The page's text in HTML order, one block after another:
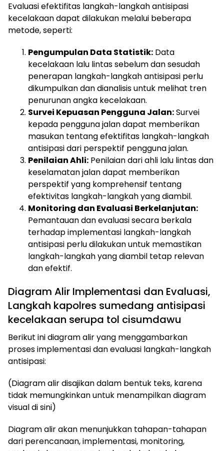
Evaluasi efektifitas langkah-langkah antisipasi
kecelakaan dapat dilakukan melalui beberapa
metode, seperti:
Pengumpulan Data Statistik: Data
kecelakaan lalu lintas sebelum dan sesudah
penerapan langkah-langkah antisipasi perlu
dikumpulkan dan dianalisis untuk melihat tren
penurunan angka kecelakaan.
Survei Kepuasan Pengguna Jalan:Survei
kepada pengguna jalan dapat memberikan
masukan tentang efektifitas langkah-langkah
antisipasi dari perspektif pengguna jalan.
Penilaian Ahli: Penilaian dari ahli lalu lintas dan
keselamatan jalan dapat memberikan
perspektif yang komprehensif tentang
efektivitas langkah-langkah yang diambil.
Monitoring dan Evaluasi Berkelanjutan:
Pemantauan dan evaluasi secara berkala
terhadap implementasi langkah-langkah
antisipasi perlu dilakukan untuk memastikan
langkah-langkah yang diambil tetap relevan
dan efektif.
Diagram Alir Implementasi dan Evaluasi,
Langkah kapolres sumedang antisipasi
kecelakaan serupa tol cisumdawu
Berikut ini diagram alir yang menggambarkan
proses implementasi dan evaluasi langkah-langkah
antisipasi:
(Diagram alir disajikan dalam bentuk teks, karena
tidak memungkinkan untuk menampilkan diagram
visual di sini)
Diagram alir akan menunjukkan tahapan-tahapan
dari perencanaan, implementasi, monitoring,